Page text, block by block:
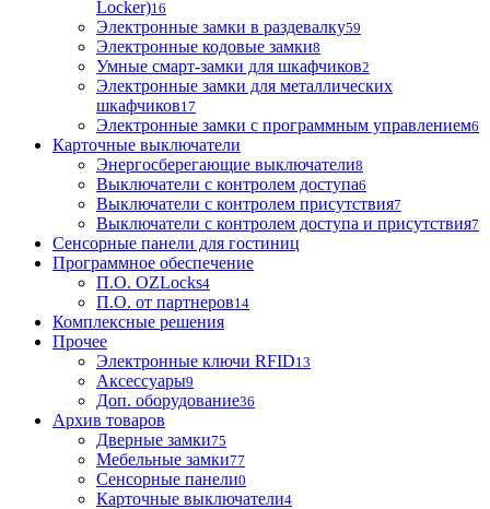
Locker)16
Электронные замки в раздевалку59
Электронные кодовые замки8
Умные смарт-замки для шкафчиков2
Электронные замки для металлических
шкафчиков17
Электронные замки с программным управлением6
Карточные выключатели
Энергосберегающие выключатели8
Выключатели с контролем доступа6
Выключатели с контролем присутствия7
Выключатели с контролем доступа и присутствия7
Сенсорные панели для гостиниц
Программное обеспечение
П.О. OZLocks4
П.О. от партнеров14
Комплексные решения
Прочее
Электронные ключи RFID13
Аксессуары9
Доп. оборудование36
Архив товаров
Дверные замки75
Мебельные замки77
Сенсорные панели0
Карточные выключатели4